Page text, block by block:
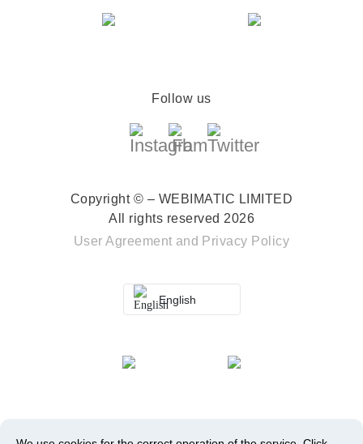
Follow us
Copyright © – WEBIMATIC LIMITED
All rights reserved 2026
User Agreement and Privacy Policy
English